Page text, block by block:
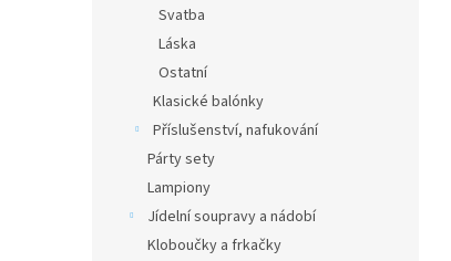
Svatba
Láska
Ostatní
Klasické balónky
Příslušenství, nafukování
Párty sety
Lampiony
Jídelní soupravy a nádobí
Kloboučky a frkačky